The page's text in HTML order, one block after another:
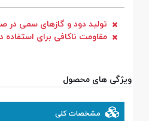
تولید دود و گاز‌های سمی
مقاومت ناکافی برای
ویژگی های محصول
مشخصات کلی